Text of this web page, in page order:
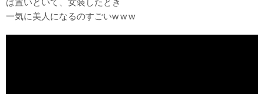
一気に美人になるのすごいw w w